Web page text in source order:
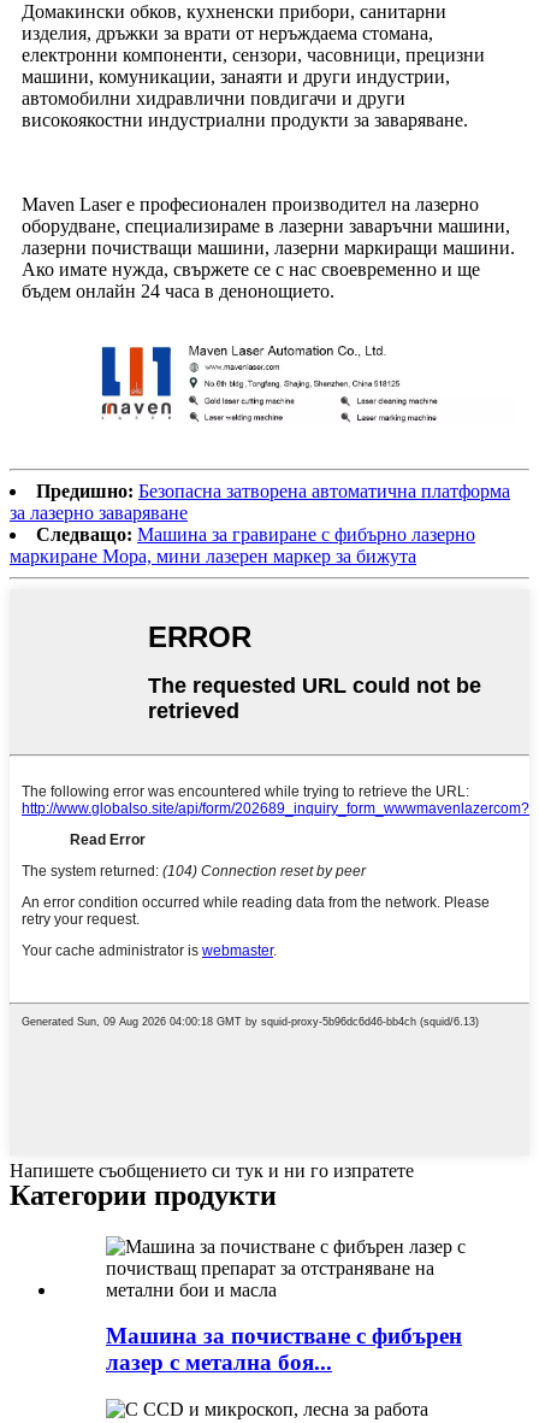
Домакински обков, кухненски прибори, санитарни
изделия, дръжки за врати от неръждаема стомана,
електронни компоненти, сензори, часовници, прецизни
машини, комуникации, занаяти и други индустрии,
автомобилни хидравлични повдигачи и други
високоякостни индустриални продукти за заваряване.
Maven Laser е професионален производител на лазерно
оборудване, специализираме в лазерни заваръчни машини,
лазерни почистващи машини, лазерни маркиращи машини.
Ако имате нужда, свържете се с нас своевременно и ще
бъдем онлайн 24 часа в денонощието.
Предишно: Безопасна затворена автоматична платформа
за лазерно заваряване
Следващо: Машина за гравиране с фибърно лазерно
маркиране Mopa, мини лазерен маркер за бижута
Напишете съобщението си тук и ни го изпратете
Категории продукти
Машина за почистване с фибърен
лазер с метална боя...